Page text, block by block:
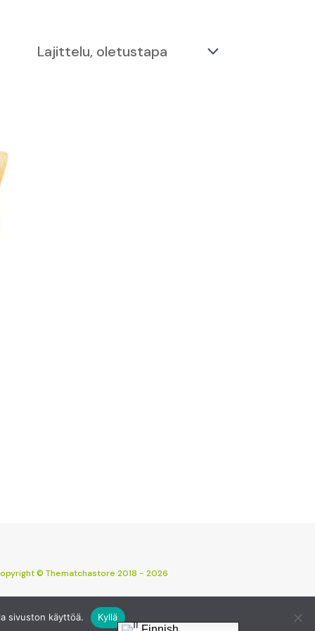
© Thematchastore 2018 - 2026
sivuston käyttöä. Kyllä